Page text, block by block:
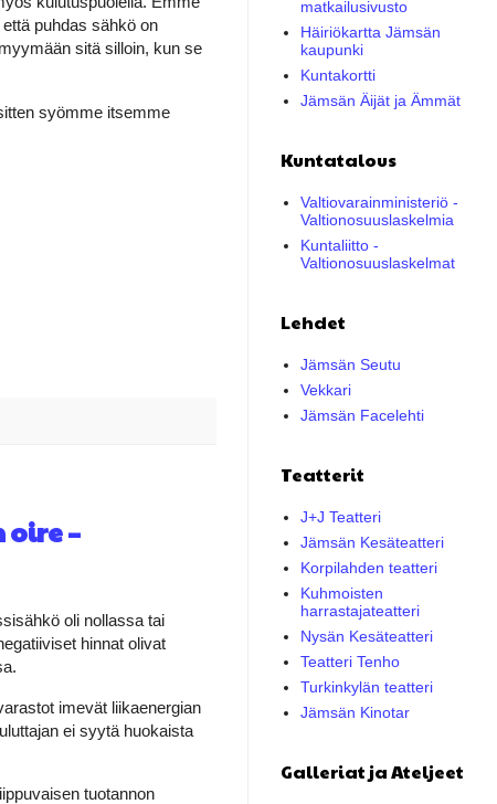
puhdas sähkö on
sitä silloin, kun se
syömme itsemme
–
oli nollassa tai
hinnat olivat
imevät liikaenergian
ei syytä huokaista
tuotannon
matkailusivusto
Häiriökartta Jämsän
kaupunki
Kuntakortti
Jämsän Äijät ja Ämmät
Kuntatalous
Valtiovarainministeriö -
Valtionosuuslaskelmia
Kuntaliitto -
Valtionosuuslaskelmat
Lehdet
Jämsän Seutu
Vekkari
Jämsän Facelehti
Teatterit
J+J Teatteri
Jämsän Kesäteatteri
Korpilahden teatteri
Kuhmoisten
harrastajateatteri
Nysän Kesäteatteri
Teatteri Tenho
Turkinkylän teatteri
Jämsän Kinotar
Galleriat ja Ateljeet